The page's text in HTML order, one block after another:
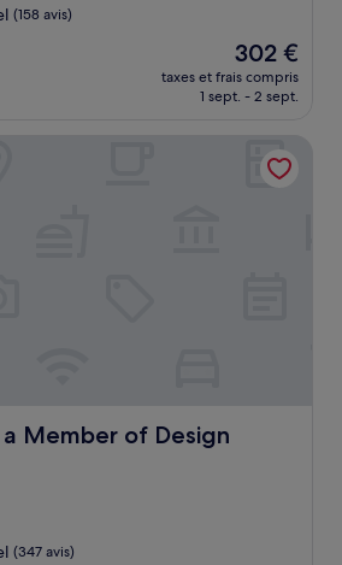
(158 avis)
Le
nouveau
prix
de
302 €
302 €
taxes et frais compris
1 sept. - 2 sept.
Member of Design
of Design Hotels
(347 avis)